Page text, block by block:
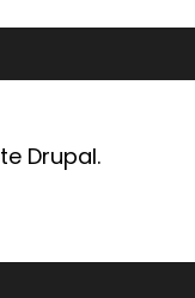
Drupal.